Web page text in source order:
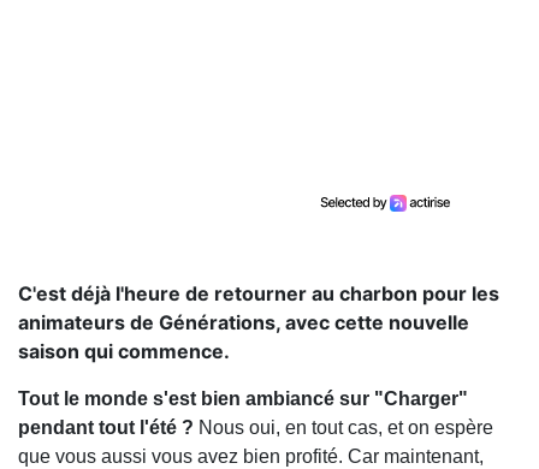
C'est déjà l'heure de retourner au charbon pour les
animateurs de Générations, avec cette nouvelle
saison qui commence.
Tout le monde s'est bien ambiancé sur "Charger"
pendant tout l'été ? Nous oui, en tout cas, et on espère
que vous aussi vous avez bien profité. Car maintenant,